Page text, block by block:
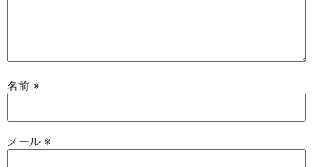
名前 ※
メール ※